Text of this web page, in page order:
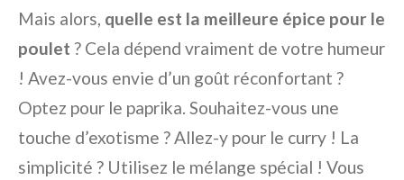
Mais alors, quelle est la meilleure épice pour le
poulet ? Cela dépend vraiment de votre humeur
! Avez-vous envie d’un goût réconfortant ?
Optez pour le paprika. Souhaitez-vous une
touche d’exotisme ? Allez-y pour le curry ! La
simplicité ? Utilisez le mélange spécial ! Vous